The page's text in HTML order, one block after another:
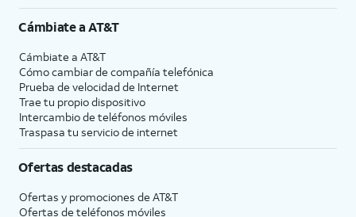
Cámbiate aAT&T
Cámbiate a AT&T
Cómo cambiar de compañía telefónica
Prueba de velocidad de Internet
Trae tu propio dispositivo
Intercambio de teléfonos móviles
Traspasa tu servicio de internet
Ofertas destacadas
Ofertas y promociones de AT&T
Ofertas de teléfonos móviles